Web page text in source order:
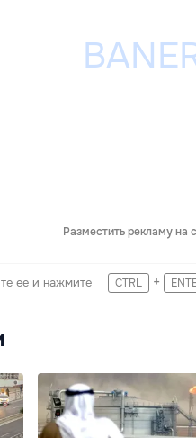
Разместить рекламу на
ее и нажмите CTRL +